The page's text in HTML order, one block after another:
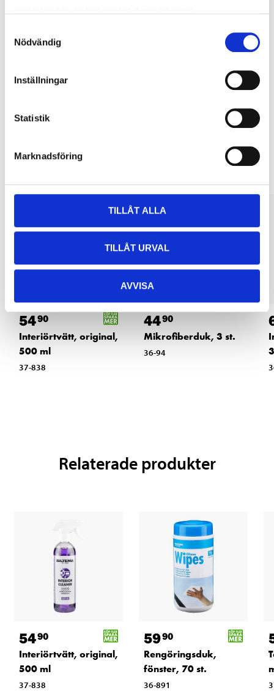
Nödvändig
Inställningar
Statistik
Marknadsföring
TILLÅT ALLA
TILLÅT URVAL
AVVISA
Andra kunder köpte också
5490
Interiörtvätt, original,
500 ml
37-838
4490
Mikrofiberduk, 3 st.
36-94
Relaterade produkter
5490
Interiörtvätt, original,
500 ml
37-838
5990
Rengöringsduk,
fönster, 70 st.
36-891